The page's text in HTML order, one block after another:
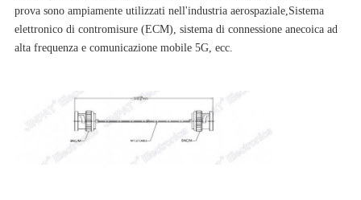
prova sono ampiamente utilizzati nell'industria aerospaziale,Sistema
elettronico di contromisure (ECM), sistema di connessione anecoica ad
alta frequenza e comunicazione mobile 5G, ecc.